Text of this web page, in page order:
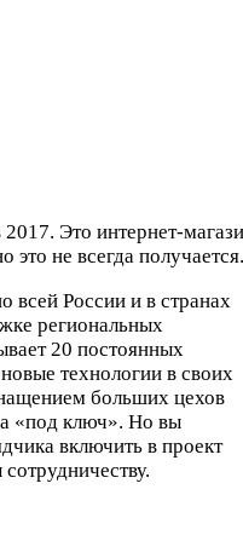
2017. Это интернет-
это не всегда
всей России и в странах
региональных
20 постоянных
технологии в своих
больших цехов
«под ключ». Но вы
включить в проект